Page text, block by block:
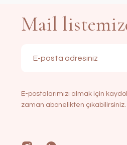
Mail
E-postalarımızı almak için
zaman abonelikten çıkabilirsiniz.